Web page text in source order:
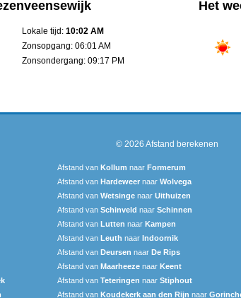
Lokale tijd: 10:02 AM
Zonsopgang: 06:01 AM
Zonsondergang: 09:17 PM
Het
© 2026 Afstand berekenen
Afstand van Kollum naar Formerum
Afstand van Hardeweer naar Wolvega
Afstand van Wetsinge naar Uithuizen
Afstand van Schinveld naar Schinnen
Afstand van Lutten naar Kampen
Afstand van Leuth naar Indoornik
Afstand van Deursen naar De Rips
Afstand van Maarheeze naar Keent
Afstand van Teteringen naar Stiphout
Afstand van Koudekerk aan den Rijn naar